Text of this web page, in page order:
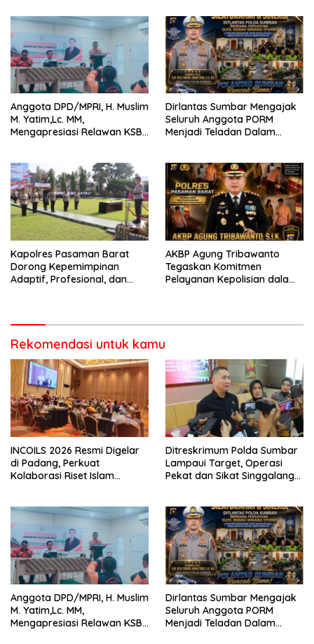
Anggota DPD/MPRI, H. Muslim
M. Yatim,Lc. MM,
Mengapresiasi Relawan KSB
Bencana
Dirlantas Sumbar Mengajak
Seluruh Anggota PORM
Menjadi Teladan Dalam
Perlengkapan Keselamatan
Berkendara
Kapolres Pasaman Barat
Dorong Kepemimpinan
Adaptif, Profesional, dan
AKBP Agung Tribawanto
Tegaskan Komitmen
Pelayanan Kepolisian dalam
Rekomendasi untuk kamu
INCOILS 2026 Resmi Digelar
di Padang, Perkuat
Kolaborasi Riset Islam
Ditreskrimum Polda Sumbar
Lampaui Target, Operasi
Pekat dan Sikat Singgalang
Anggota DPD/MPRI, H. Muslim
M. Yatim,Lc. MM,
Mengapresiasi Relawan KSB
Dirlantas Sumbar Mengajak
Seluruh Anggota PORM
Menjadi Teladan Dalam